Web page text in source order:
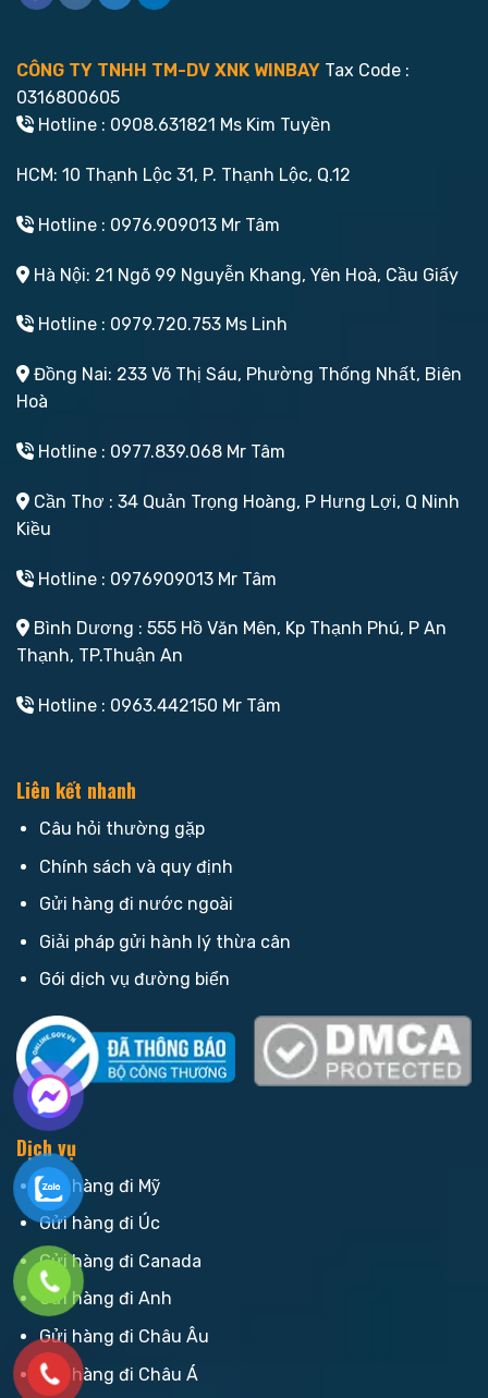
CÔNG TY TNHH TM-DV XNK WINBAY Tax Code :
0316800605
Hotline : 0908.631821 Ms Kim Tuyền
HCM: 10 Thạnh Lộc 31, P. Thạnh Lộc, Q.12
Hotline : 0976.909013 Mr Tâm
Hà Nội: 21 Ngõ 99 Nguyễn Khang, Yên Hoà, Cầu Giấy
Hotline : 0979.720.753 Ms Linh
Đồng Nai: 233 Võ Thị Sáu, Phường Thống Nhất, Biên
Hoà
Hotline : 0977.839.068 Mr Tâm
Cần Thơ : 34 Quản Trọng Hoàng, P Hưng Lợi, Q Ninh
Kiều
Hotline : 0976909013 Mr Tâm
Bình Dương : 555 Hồ Văn Mên, Kp Thạnh Phú, P An
Thạnh, TP.Thuận An
Hotline : 0963.442150 Mr Tâm
Liên kết nhanh
Câu hỏi thường gặp
Chính sách và quy định
Gửi hàng đi nước ngoài
Giải pháp gửi hành lý thừa cân
Gói dịch vụ đường biển
Dịch vụ
Gửi hàng đi Mỹ
Gửi hàng đi Úc
Gửi hàng đi Canada
Gửi hàng đi Anh
Gửi hàng đi Châu Âu
Gửi hàng đi Châu Á